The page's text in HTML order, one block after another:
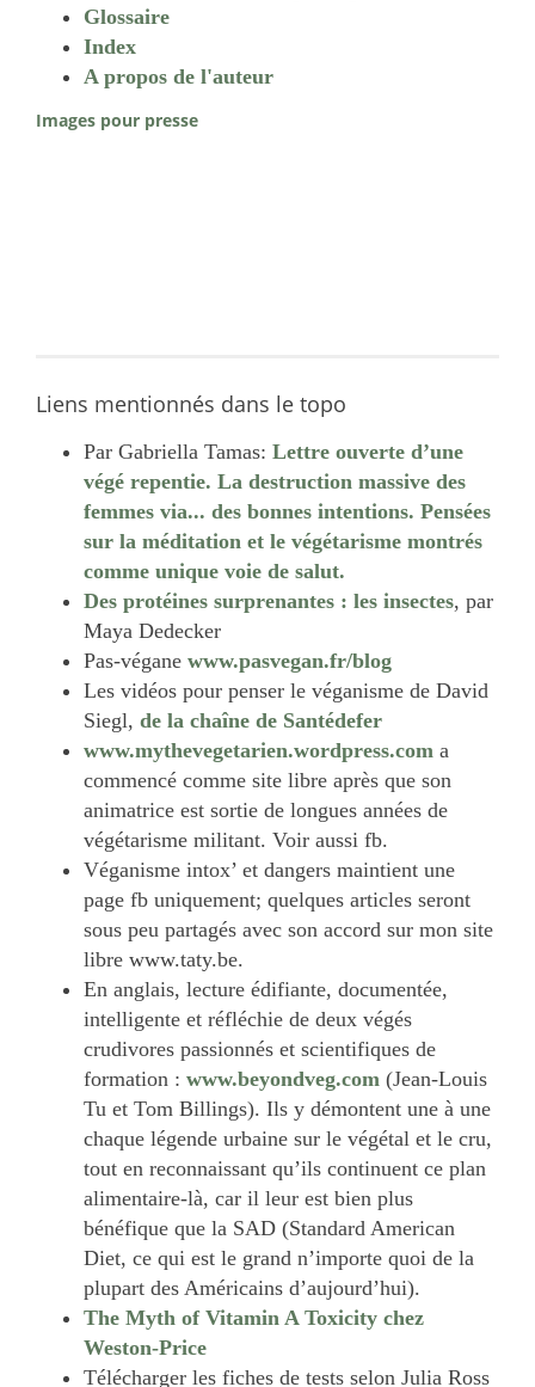
Glossaire
Index
A propos de l'auteur
Images pour presse
Liens mentionnés dans le topo
Par Gabriella Tamas: Lettre ouverte d’une
végé repentie. La destruction massive des
femmes via... des bonnes intentions. Pensées
sur la méditation et le végétarisme montrés
comme unique voie de salut.
Des protéines surprenantes : les insectes, par
Maya Dedecker
Pas-végane www.pasvegan.fr/blog
Les vidéos pour penser le véganisme de David
Siegl, de la chaîne de Santédefer
www.mythevegetarien.wordpress.com a
commencé comme site libre après que son
animatrice est sortie de longues années de
végétarisme militant. Voir aussi fb.
Véganisme intox’ et dangers maintient une
page fb uniquement; quelques articles seront
sous peu partagés avec son accord sur mon site
libre www.taty.be.
En anglais, lecture édifiante, documentée,
intelligente et réfléchie de deux végés
crudivores passionnés et scientifiques de
formation : www.beyondveg.com (Jean-Louis
Tu et Tom Billings). Ils y démontent une à une
chaque légende urbaine sur le végétal et le cru,
tout en reconnaissant qu’ils continuent ce plan
alimentaire-là, car il leur est bien plus
bénéfique que la SAD (Standard American
Diet, ce qui est le grand n’importe quoi de la
plupart des Américains d’aujourd’hui).
The Myth of Vitamin A Toxicity chez
Weston-Price
Télécharger les fiches de tests selon Julia Ross